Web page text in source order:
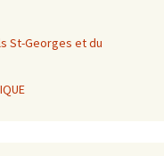
St-Georges et du